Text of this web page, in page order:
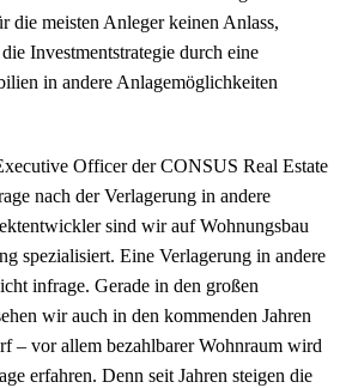
die meisten Anleger keinen Anlass,
Investmentstrategie durch eine
in andere Anlagemöglichkeiten
Officer der CONSUS Real Estate
nach der Verlagerung in andere
sind wir auf Wohnungsbau
spezialisiert. Eine Verlagerung in andere
infrage. Gerade in den großen
wir auch in den kommenden Jahren
– vor allem bezahlbarer Wohnraum wird
erfahren. Denn seit Jahren steigen die